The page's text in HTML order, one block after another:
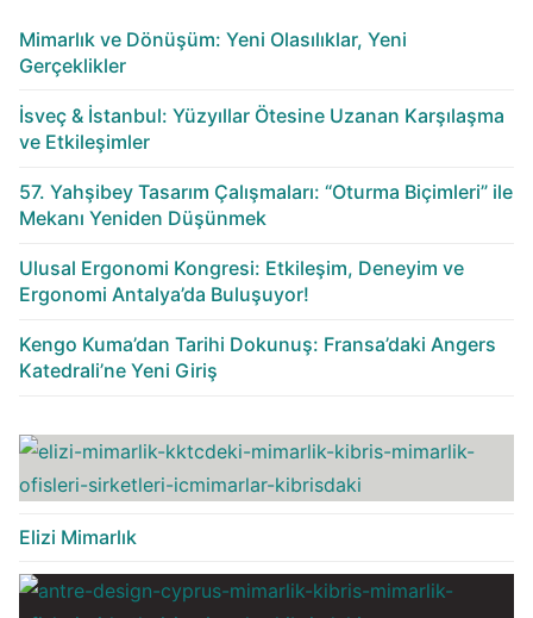
Mimarlık ve Dönüşüm: Yeni Olasılıklar, Yeni
Gerçeklikler
İsveç & İstanbul: Yüzyıllar Ötesine Uzanan Karşılaşma
ve Etkileşimler
57. Yahşibey Tasarım Çalışmaları: “Oturma Biçimleri” ile
Mekanı Yeniden Düşünmek
Ulusal Ergonomi Kongresi: Etkileşim, Deneyim ve
Ergonomi Antalya’da Buluşuyor!
Kengo Kuma’dan Tarihi Dokunuş: Fransa’daki Angers
Katedrali’ne Yeni Giriş
Elizi Mimarlık